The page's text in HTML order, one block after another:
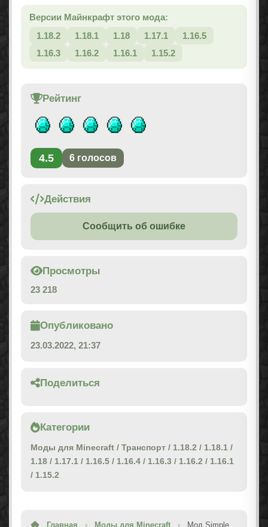
Версии Майнкрафт этого мода:
1.18.2
1.18.1 1.18 1.17.1
1.16.5
1.16.3
1.16.2 1.16.1 1.15.2
Рейтинг
4.5 6 голосов
Действия
Сообщить об ошибке
Просмотры
23 218
Опубликовано
23.03.2022, 21:37
Поделиться
Категории
Моды для Minecraft / Транспорт / 1.18.2 / 1.18.1 /
1.18 / 1.17.1 / 1.16.5 / 1.16.4 / 1.16.3 / 1.16.2 / 1.16.1
/ 1.15.2
Главная › Моды для Minecraft › Мод Simple